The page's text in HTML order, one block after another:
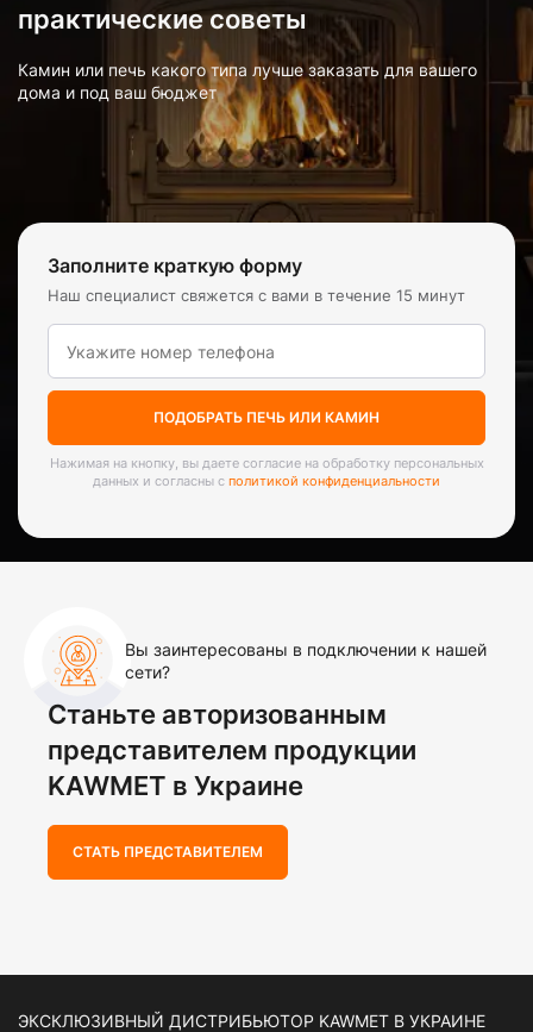
практические советы
Камин или печь какого типа лучше заказать для вашего
дома и под ваш бюджет
Заполните краткую форму
Наш специалист свяжется с вами в течение 15 минут
ПОДОБРАТЬ ПЕЧЬ ИЛИ КАМИН
Нажимая на кнопку, вы даете согласие на обработку персональных
данных и согласны с политикой конфиденциальности
Вы заинтересованы в подключении к нашей
сети?
Станьте авторизованным
представителем продукции
KAWMET в Украине
СТАТЬ ПРЕДСТАВИТЕЛЕМ
ЭКСКЛЮЗИВНЫЙ ДИСТРИБЬЮТОР KAWMET В УКРАИНЕ